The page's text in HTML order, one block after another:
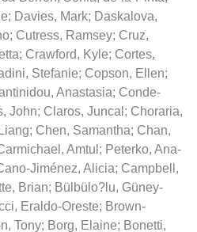
; Davies, Mark; Daskalova,
; Cutress, Ramsey; Cruz,
; Crawford, Kyle; Cortes,
Stefanie; Copson, Ellen;
Anastasia; Conde-
John; Claros, Juncal ; Choraria,
; Chen, Samantha; Chan,
Amtul ; Peterko, Ana-
Jiménez, Alicia; Campbell,
Brian; Bülbülo?lu, Güney-
Eraldo-Oreste; Brown-
Tony; Borg, Elaine; Bonetti,